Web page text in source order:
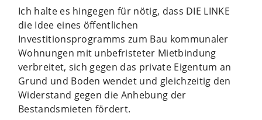
Ich halte es hingegen für nötig, dass DIE LINKE
die Idee eines öffentlichen
Investitionsprogramms zum Bau kommunaler
Wohnungen mit unbefristeter Mietbindung
verbreitet, sich gegen das private Eigentum an
Grund und Boden wendet und gleichzeitig den
Widerstand gegen die Anhebung der
Bestandsmieten fördert.